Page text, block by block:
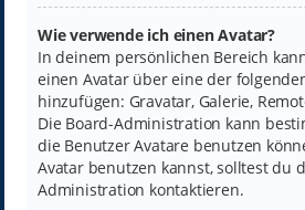
Wie verwende ich einen Avatar?
In deinem persönlichen Bereich
einen Avatar über eine der
hinzufügen: Gravatar, Galerie,
Die Board-Administration kann
die Benutzer Avatare benutzen
Avatar benutzen kannst, solltest du
Administration kontaktieren.